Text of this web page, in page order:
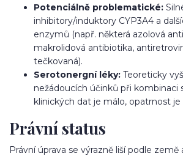
Potenciálně problematické:
inhibitory/induktory CYP3A4 a
enzymů (např. některá azolová
makrolidová antibiotika,
tečkovaná).
Serotonergní léky: Teoreticky
nežádoucích účinků při kombinaci
klinických dat je málo, opatrnost je
Právní status
Právní úprava se výrazně liší podle země